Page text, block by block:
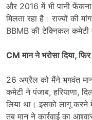
और 2016 में भी पानी
मिलता रहा है। राज्यों की
BBMB की टेक्निकल कमेटी
CM मान ने भरोसा दिया, फिर
26 अप्रैल को मैंने भगवंत
कमेटी ने पंजाब, हरियाणा,
लिया था। इसको लागू करने
तब मान ने कार्रवाई का